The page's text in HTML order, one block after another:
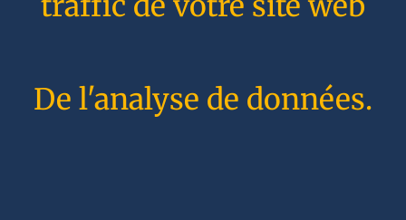
De l'analyse de données.